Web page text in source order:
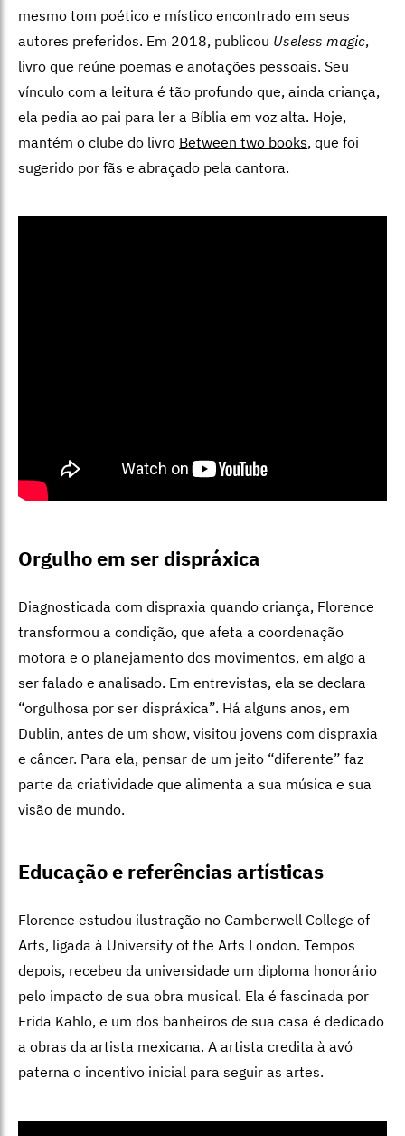
mesmo tom poético e místico encontrado em seus
autores preferidos. Em 2018, publicou Useless magic,
livro que reúne poemas e anotações pessoais. Seu
vínculo com a leitura é tão profundo que, ainda criança,
ela pedia ao pai para ler a Bíblia em voz alta. Hoje,
mantém o clube do livro Between two books, que foi
sugerido por fãs e abraçado pela cantora.
Orgulho em ser dispráxica
Diagnosticada com dispraxia quando criança, Florence
transformou a condição, que afeta a coordenação
motora e o planejamento dos movimentos, em algo a
ser falado e analisado. Em entrevistas, ela se declara
“orgulhosa por ser dispráxica”. Há alguns anos, em
Dublin, antes de um show, visitou jovens com dispraxia
e câncer. Para ela, pensar de um jeito “diferente” faz
parte da criatividade que alimenta a sua música e sua
visão de mundo.
Educação e referências artísticas
Florence estudou ilustração no Camberwell College of
Arts, ligada à University of the Arts London. Tempos
depois, recebeu da universidade um diploma honorário
pelo impacto de sua obra musical. Ela é fascinada por
Frida Kahlo, e um dos banheiros de sua casa é dedicado
a obras da artista mexicana. A artista credita à avó
paterna o incentivo inicial para seguir as artes.